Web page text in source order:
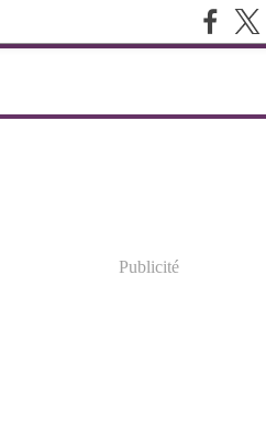
Publicité